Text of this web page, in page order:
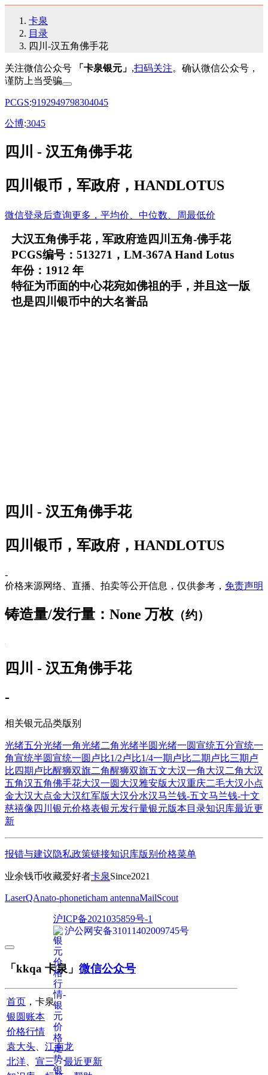
卡泉
目录
四川-汉五角佛手花
关注微信公众号 「卡泉银元」 ,扫码关注。确认微信公众号，
谨防上当受骗
PCGS:9192949798304045
公博:3045
四川 - 汉五角佛手花
四川银币，军政府，HANDLOTUS
微信登录后查询更多，平均价、中位数、周最低价
大汉五角佛手花，军政府造四川五角-佛手花
PCGS编号：513271，LM-367A Hand Lotus
年份：1912 年
特征为币面的中心花宛如佛祖的手，并且这一版
也是四川银币中的大名誉品
四川 - 汉五角佛手花
四川银币，军政府，HANDLOTUS
-
价格来源网络、直播、拍卖等公开信息，仅供参考， 免责声明
铸造量/发行量：None 万枚 （约）
四川 - 汉五角佛手花
-
相关银元品类版别
光绪五分光绪一角光绪二角光绪半圆光绪一圆宣统五分宣统一
角宣统半圆宣统一圆 卢比1/2卢比1/4一期卢比二期卢比三期卢
比 四期卢比醒狮双旗二角醒狮双旗五文大汉一角大汉二角大汉
五角汉五角佛手花大汉一圆 大汉雅安版大汉重庆二毛大汉小点
金大汉大点金大汉红军版大汉分水汉马兰钱-五文马兰钱-十文
慈禧像四川 银元价格表银元发行量银元版本目录知识库最近更
新
报错与建议隐私政策链接知识库版别 价格菜单
业余钱币收藏爱好者卡泉Since2021
LaserQAnato-phoneticham antennaMailScout
沪ICP备2021035859号-1
沪公网安备31011402009745号
「kkqa 卡泉」 微信公众号
首页 ，卡泉
银圆账本
价格行情
袁大头
江南龙
北洋
宣三、最近更新